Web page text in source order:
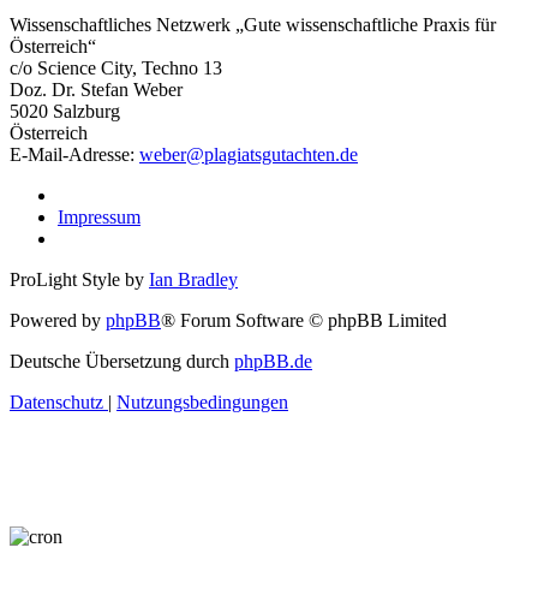
Wissenschaftliches Netzwerk „Gute wissenschaftliche Praxis für
Österreich“
c/o Science City, Techno 13
Doz. Dr. Stefan Weber
5020 Salzburg
Österreich
E-Mail-Adresse: weber@plagiatsgutachten.de
Impressum
ProLight Style by Ian Bradley
Powered by phpBB® Forum Software © phpBB Limited
Deutsche Übersetzung durch phpBB.de
Datenschutz | Nutzungsbedingungen